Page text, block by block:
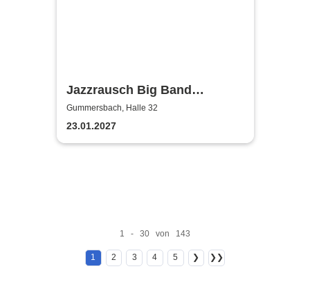
Jazzrausch Big Band
»Euphoria«
Gummersbach, Halle 32
23.01.2027
1 - 30 von 143
1 2 3 4 5 ❯ ❯❯